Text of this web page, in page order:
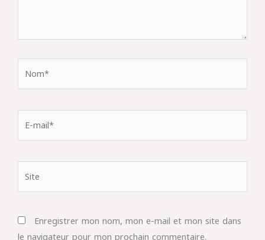
mail*
Enregistrer mon nom, mon e-mail et mon site dans